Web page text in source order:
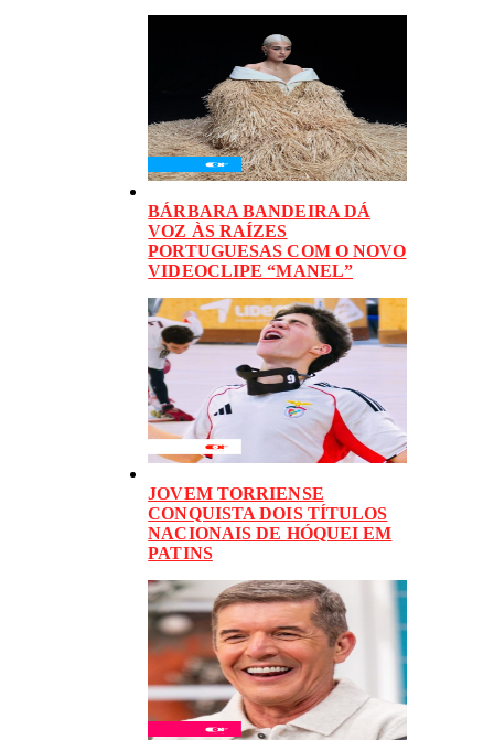
BÁRBARA BANDEIRA DÁ
VOZ ÀS RAÍZES
PORTUGUESAS COM O NOVO
VIDEOCLIPE “MANEL”
JOVEM TORRIENSE
CONQUISTA DOIS TÍTULOS
NACIONAIS DE HÓQUEI EM
PATINS